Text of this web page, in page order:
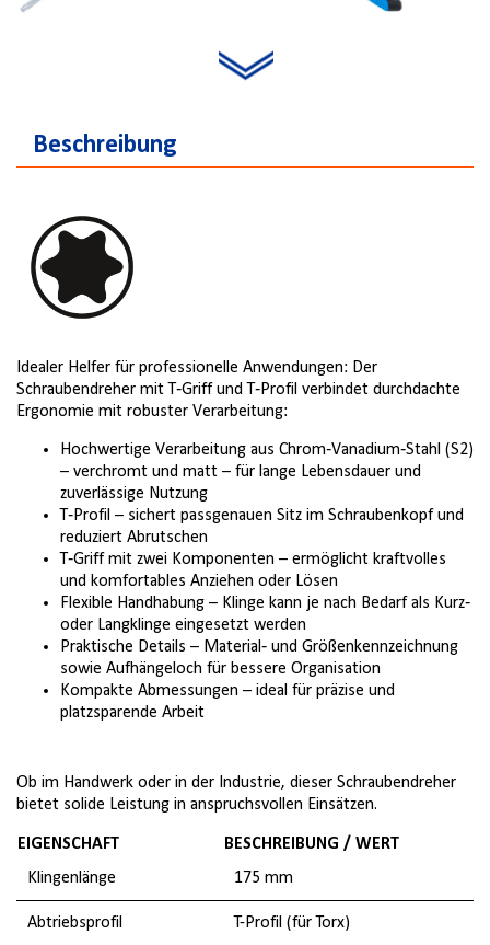
Beschreibung
Idealer Helfer für professionelle Anwendungen: Der
Schraubendreher mit T‑Griff und T‑Profil verbindet durchdachte
Ergonomie mit robuster Verarbeitung:
Hochwertige Verarbeitung aus Chrom‑Vanadium‑Stahl (S2)
– verchromt und matt – für lange Lebensdauer und
zuverlässige Nutzung
T‑Profil – sichert passgenauen Sitz im Schraubenkopf und
reduziert Abrutschen
T‑Griff mit zwei Komponenten – ermöglicht kraftvolles
und komfortables Anziehen oder Lösen
Flexible Handhabung – Klinge kann je nach Bedarf als Kurz‑
oder Langklinge eingesetzt werden
Praktische Details – Material‑ und Größenkennzeichnung
sowie Aufhängeloch für bessere Organisation
Kompakte Abmessungen – ideal für präzise und
platzsparende Arbeit
Ob im Handwerk oder in der Industrie, dieser Schraubendreher
bietet solide Leistung in anspruchsvollen Einsätzen.
EIGENSCHAFT
BESCHREIBUNG / WERT
Klingenlänge
175 mm
Abtriebsprofil T-Profil (für Torx)